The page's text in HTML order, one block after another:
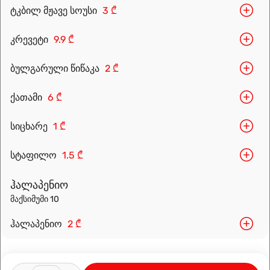
ტკბილ მჟავე სოუსი 3 ₾
კრევეტი 9.9 ₾
ბულგარული წიწაკა 2 ₾
ქათამი 6 ₾
სიცხარე 1 ₾
სტაფილო 1.5 ₾
ჰალაპენიო
მაქსიმუმი 10
ჰალაპენიო 2 ₾